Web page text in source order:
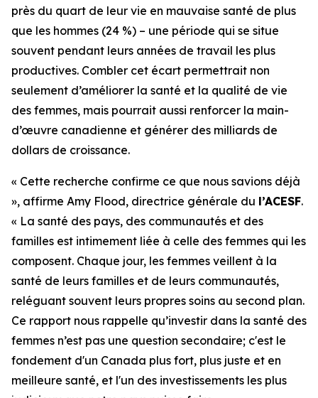
près du quart de leur vie en mauvaise santé de plus
que les hommes (24 %) – une période qui se situe
souvent pendant leurs années de travail les plus
productives. Combler cet écart permettrait non
seulement d’améliorer la santé et la qualité de vie
des femmes, mais pourrait aussi renforcer la main-
d’œuvre canadienne et générer des milliards de
dollars de croissance.
« Cette recherche confirme ce que nous savions déjà
», affirme Amy Flood, directrice générale du l’ACESF.
« La santé des pays, des communautés et des
familles est intimement liée à celle des femmes qui les
composent. Chaque jour, les femmes veillent à la
santé de leurs familles et de leurs communautés,
reléguant souvent leurs propres soins au second plan.
Ce rapport nous rappelle qu’investir dans la santé des
femmes n’est pas une question secondaire; c'est le
fondement d'un Canada plus fort, plus juste et en
meilleure santé, et l'un des investissements les plus